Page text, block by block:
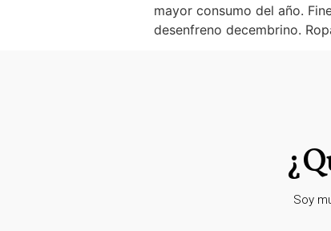
mayor consumo del año.
desenfreno decembrino.
Soy